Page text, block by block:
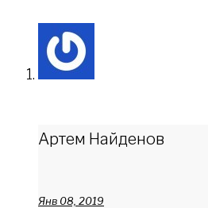
Артем Найденов
Янв 08, 2019